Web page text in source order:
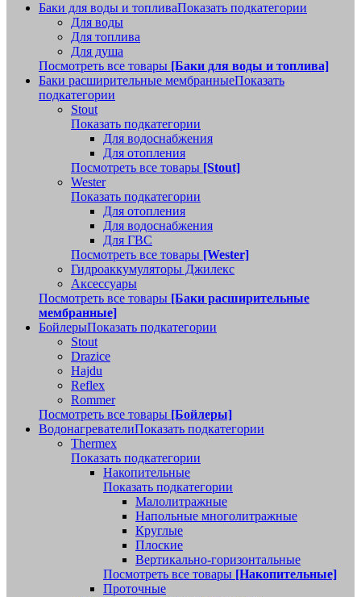
Баки для воды и топливаПоказать подкатегории
Для воды
Для топлива
Для душа
Посмотреть все товары [Баки для воды и топлива]
Баки расширительные мембранныеПоказать
подкатегории
Stout
Показать подкатегории
Для водоснабжения
Для отопления
Посмотреть все товары [Stout]
Wester
Показать подкатегории
Для отопления
Для водоснабжения
Для ГВС
Посмотреть все товары [Wester]
Гидроаккумуляторы Джилекс
Аксессуары
Посмотреть все товары [Баки расширительные
мембранные]
БойлерыПоказать подкатегории
Stout
Drazice
Hajdu
Reflex
Rommer
Посмотреть все товары [Бойлеры]
ВодонагревателиПоказать подкатегории
Thermex
Показать подкатегории
Накопительные
Показать подкатегории
Малолитражные
Напольные многолитражные
Круглые
Плоские
Вертикально-горизонтальные
Посмотреть все товары [Накопительные]
Проточные